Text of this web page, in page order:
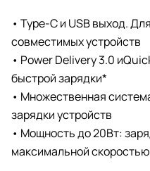
• Type-C и USB выход.
совместимых устройств
• Power Delivery 3.0
быстрой зарядки*
• Множественная
зарядки устройств
• Мощность до 20Вт:
максимальной скоростью